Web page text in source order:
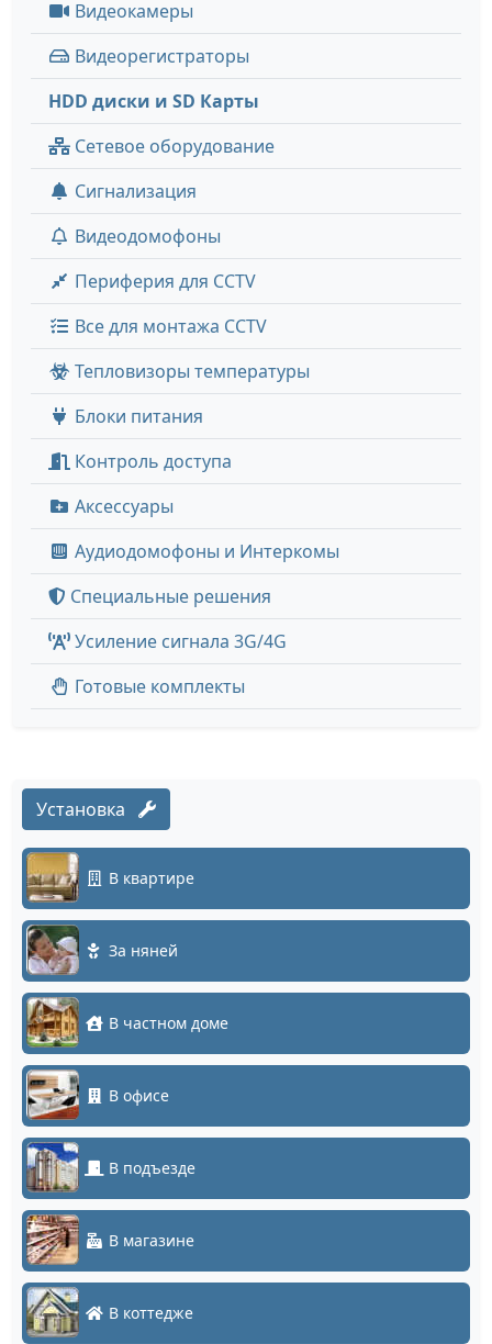
Видеокамеры
Видеорегистраторы
HDD диски и SD Карты
Сетевое оборудование
Сигнализация
Видеодомофоны
Периферия для CCTV
Все для монтажа CCTV
Тепловизоры температуры
Блоки питания
Контроль доступа
Аксессуары
Аудиодомофоны и Интеркомы
Специальные решения
Усиление сигнала 3G/4G
Готовые комплекты
Установка
В квартире
За няней
В частном доме
В офисе
В подъезде
В магазине
В коттедже